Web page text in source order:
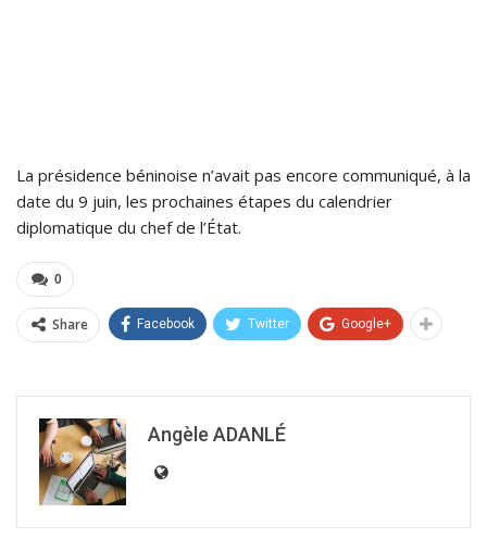
La présidence béninoise n’avait pas encore communiqué, à la
date du 9 juin, les prochaines étapes du calendrier
diplomatique du chef de l’État.
0
Share Facebook Twitter Google+
Angèle ADANLÉ